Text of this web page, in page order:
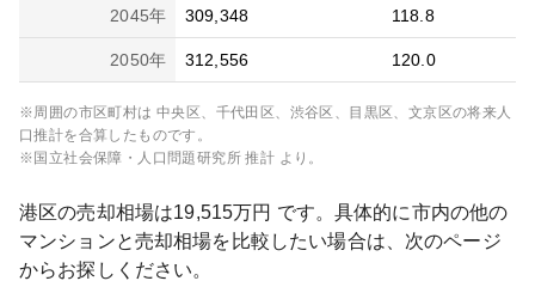
2045年 309,348 118.8
2050年 312,556 120.0
※周囲の市区町村は 中央区、千代田区、渋谷区、目黒区、文京区の将来人
口推計を合算したものです。
※国立社会保障・人口問題研究所 推計 より。
港区の売却相場は19,515万円 です。具体的に市内の他の
マンションと売却相場を比較したい場合は、次のページ
からお探しください。